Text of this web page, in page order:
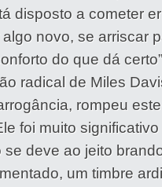
disposto a cometer
novo, se arriscar
do que dá
radical de Miles
rompeu
foi muito
deve ao jeito
um timbre